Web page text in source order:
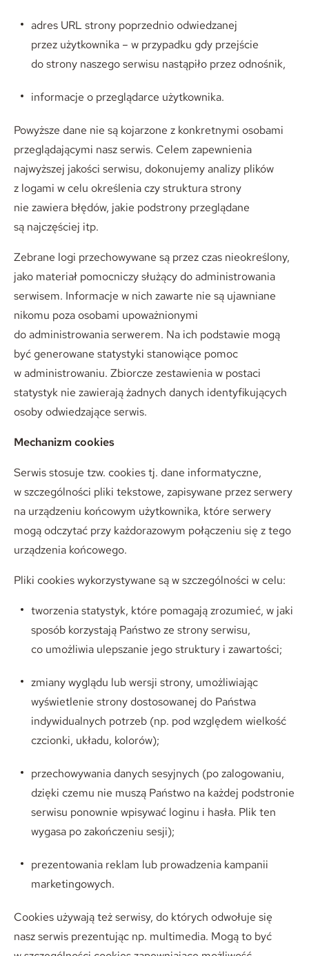
adres URL strony poprzednio odwiedzanej
przez użytkownika – w przypadku gdy przejście
do strony naszego serwisu nastąpiło przez odnośnik,
informacje o przeglądarce użytkownika.
Powyższe dane nie są kojarzone z konkretnymi osobami
przeglądającymi nasz serwis. Celem zapewnienia
najwyższej jakości serwisu, dokonujemy analizy plików
z logami w celu określenia czy struktura strony
nie zawiera błędów, jakie podstrony przeglądane
są najczęściej itp.
Zebrane logi przechowywane są przez czas nieokreślony,
jako materiał pomocniczy służący do administrowania
serwisem. Informacje w nich zawarte nie są ujawniane
nikomu poza osobami upoważnionymi
do administrowania serwerem. Na ich podstawie mogą
być generowane statystyki stanowiące pomoc
w administrowaniu. Zbiorcze zestawienia w postaci
statystyk nie zawierają żadnych danych identyfikujących
osoby odwiedzające serwis.
Mechanizm cookies
Serwis stosuje tzw. cookies tj. dane informatyczne,
w szczególności pliki tekstowe, zapisywane przez serwery
na urządzeniu końcowym użytkownika, które serwery
mogą odczytać przy każdorazowym połączeniu się z tego
urządzenia końcowego.
Pliki cookies wykorzystywane są w szczególności w celu:
tworzenia statystyk, które pomagają zrozumieć, w jaki
sposób korzystają Państwo ze strony serwisu,
co umożliwia ulepszanie jego struktury i zawartości;
zmiany wyglądu lub wersji strony, umożliwiając
wyświetlenie strony dostosowanej do Państwa
indywidualnych potrzeb (np. pod względem wielkość
czcionki, układu, kolorów);
przechowywania danych sesyjnych (po zalogowaniu,
dzięki czemu nie muszą Państwo na każdej podstronie
serwisu ponownie wpisywać loginu i hasła. Plik ten
wygasa po zakończeniu sesji);
prezentowania reklam lub prowadzenia kampanii
marketingowych.
Cookies używają też serwisy, do których odwołuje się
nasz serwis prezentując np. multimedia. Mogą to być